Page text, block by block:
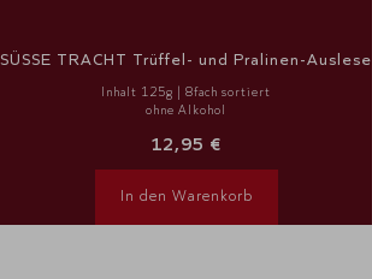
SÜSSE TRACHT Trüffel- und Pralinen-Auslese
Inhalt 125g | 8fach sortiert
ohne Alkohol
12,95 €
In den Warenkorb